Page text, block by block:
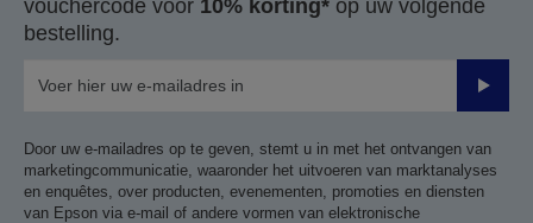
vouchercode voor 10% korting* op uw volgende
bestelling.
Door uw e-mailadres op te geven, stemt u in met het ontvangen van
marketingcommunicatie, waaronder het uitvoeren van marktanalyses
en enquêtes, over producten, evenementen, promoties en diensten
van Epson via e-mail of andere vormen van elektronische